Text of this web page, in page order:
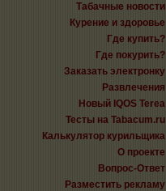
Табачные новости
Курение и здоровье
Где купить?
Где покурить?
Заказать электронку
Развлечения
Новый IQOS Terea
Тесты на Tabacum.ru
Калькулятор курильщика
О проекте
Вопрос-Ответ
Разместить рекламу